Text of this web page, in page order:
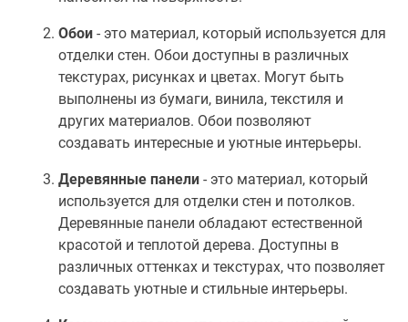
Обои - это материал, который используется для
отделки стен. Обои доступны в различных
текстурах, рисунках и цветах. Могут быть
выполнены из бумаги, винила, текстиля и
других материалов. Обои позволяют
создавать интересные и уютные интерьеры.
Деревянные панели - это материал, который
используется для отделки стен и потолков.
Деревянные панели обладают естественной
красотой и теплотой дерева. Доступны в
различных оттенках и текстурах, что позволяет
создавать уютные и стильные интерьеры.